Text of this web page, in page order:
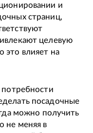
и
страниц,
целевую
это влияет на
посадочные
можно получить
не меняя в